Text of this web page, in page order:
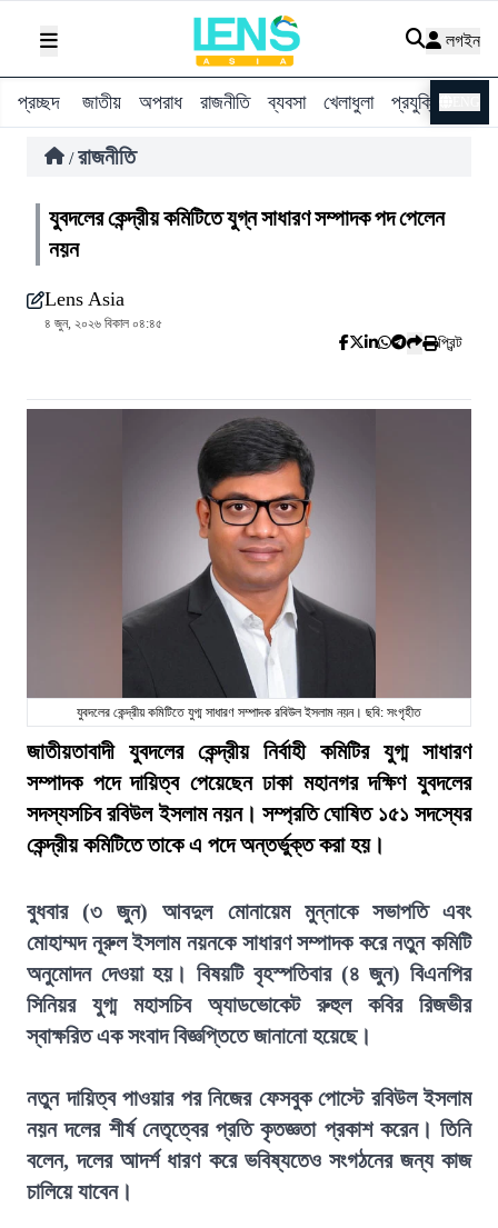
লগইন
প্রচ্ছদ জাতীয় অপরাধ রাজনীতি ব্যবসা খেলাধুলা প্রযুক্তি
/ রাজনীতি
যুবদলের কেন্দ্রীয় কমিটিতে যুগ্ন সাধারণ সম্পাদক পদ পেলেন
নয়ন
Lens Asia
৪ জুন, ২০২৬ বিকাল ০৪:৪৫
প্রিন্ট
যুবদলের কেন্দ্রীয় কমিটিতে যুগ্ম সাধারণ সম্পাদক রবিউল ইসলাম নয়ন। ছবি: সংগৃহীত
জাতীয়তাবাদী যুবদলের কেন্দ্রীয় নির্বাহী কমিটির যুগ্ম সাধারণ
সম্পাদক পদে দায়িত্ব পেয়েছেন ঢাকা মহানগর দক্ষিণ যুবদলের
সদস্যসচিব রবিউল ইসলাম নয়ন। সম্প্রতি ঘোষিত ১৫১ সদস্যের
কেন্দ্রীয় কমিটিতে তাকে এ পদে অন্তর্ভুক্ত করা হয়।
বুধবার (৩ জুন) আবদুল মোনায়েম মুন্নাকে সভাপতি এবং
মোহাম্মদ নূরুল ইসলাম নয়নকে সাধারণ সম্পাদক করে নতুন কমিটি
অনুমোদন দেওয়া হয়। বিষয়টি বৃহস্পতিবার (৪ জুন) বিএনপির
সিনিয়র যুগ্ম মহাসচিব অ্যাডভোকেট রুহুল কবির রিজভীর
স্বাক্ষরিত এক সংবাদ বিজ্ঞপ্তিতে জানানো হয়েছে।
নতুন দায়িত্ব পাওয়ার পর নিজের ফেসবুক পোস্টে রবিউল ইসলাম
নয়ন দলের শীর্ষ নেতৃত্বের প্রতি কৃতজ্ঞতা প্রকাশ করেন। তিনি
বলেন, দলের আদর্শ ধারণ করে ভবিষ্যতেও সংগঠনের জন্য কাজ
চালিয়ে যাবেন।